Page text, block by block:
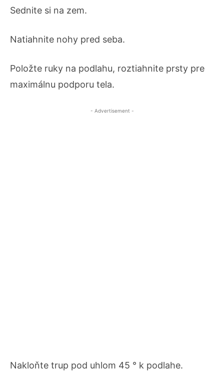
Sednite si na zem.
Natiahnite nohy pred seba.
Položte ruky na podlahu, roztiahnite prsty pre
maximálnu podporu tela.
- Advertisement -
Nakloňte trup pod uhlom 45 ° k podlahe.